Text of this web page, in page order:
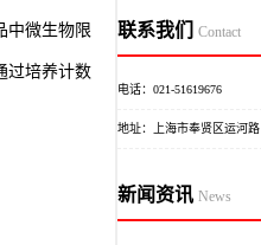
中微生物限
过培养计数
联系我们 Contact
电话：021-51619676
地址：上海市奉贤区运河路
新闻资讯 News